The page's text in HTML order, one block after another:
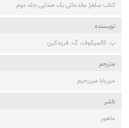
کتاب سلفژ مقدماتی یک صدایی جلد دوم
نویسنده
ب. کالمیکوف، گ. فریدکین
مترجم
میربابا میررحیم
ناشر
ماهور